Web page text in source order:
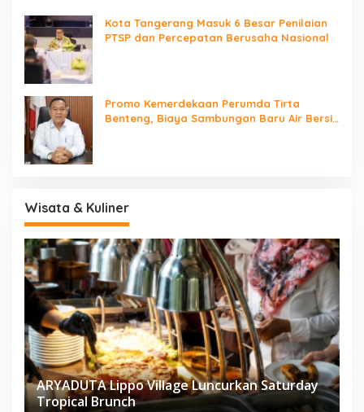
Kota Tangerang Masuk 6 Besar Penilaian
PTSP dan Percepatan Berusaha Nasional
Promo Kemerdekaan Perumda Tirta
Benteng, Biaya Sambungan Baru Air Bersih
Wisata & Kuliner
ARYADUTA Lippo Village Luncurkan Saturday
Tropical Brunch